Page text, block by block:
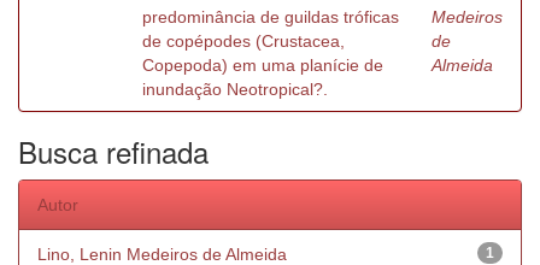
predominância de guildas tróficas
de copépodes (Crustacea,
Copepoda) em uma planície de
inundação Neotropical?.
Medeiros
de
Almeida
Busca refinada
Autor
1
Lino, Lenin Medeiros de Almeida